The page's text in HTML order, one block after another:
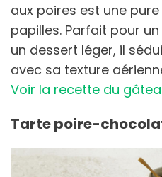
aux poires est une
papilles. Parfait pour
un dessert léger, il
avec sa texture
Voir la recette du
Tarte poire-